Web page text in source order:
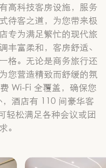
高科技客房设施，服务
待客之道，为您带来极
专为满足繁忙的现代旅
丰富柔和，客房舒适、
格。无论是商务旅行还
您营造精致而舒缓的氛
Wi-Fi 全覆盖，确保您
酒店有 110 间豪华客
轻松满足各种会议或团
。